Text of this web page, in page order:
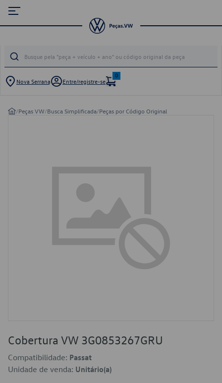
Nova Serrana Entre/registre-se
0
/Peças VW/Busca Simplificada/Peças por Código Original
Cobertura VW 3G0853267GRU
Compatibilidade: Passat
Unidade de venda: Unitário(a)